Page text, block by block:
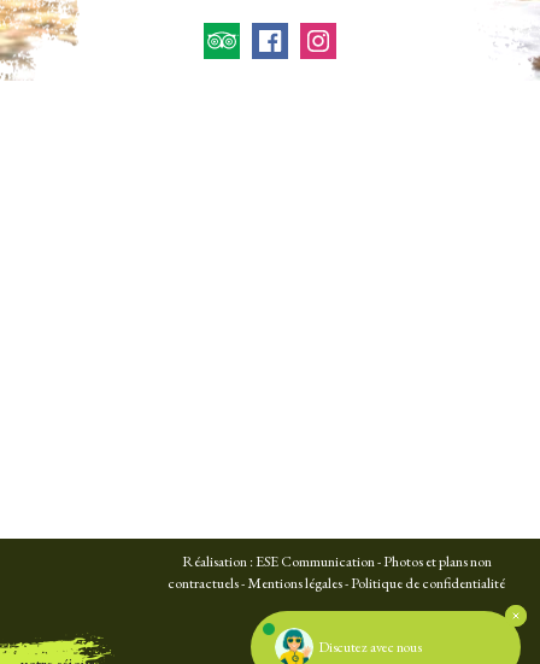
Réalisation :ESE Communication- Photos et plans non
contractuels -Mentions légales-Politique de confidentialité
Discutez avec nous